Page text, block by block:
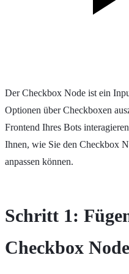
Der Checkbox Node ist ein
Optionen über Checkboxen
Frontend Ihres Bots
Ihnen, wie Sie den Checkbox
anpassen können.
Schritt 1:
Checkbox